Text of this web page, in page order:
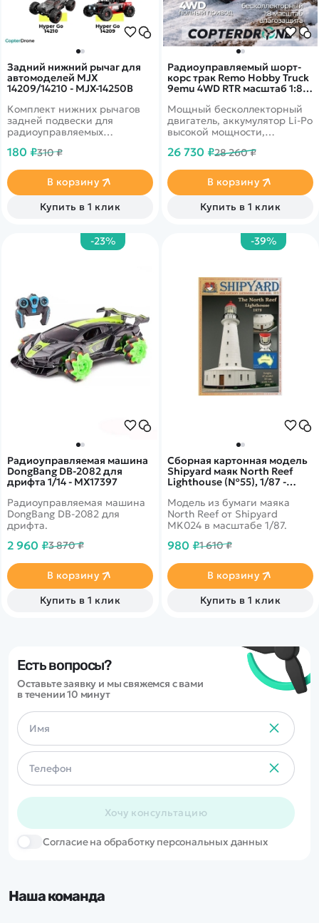
Задний нижний рычаг для
автомоделей MJX
14209/14210 - MJX-14250B
Комплект нижних рычагов
задней подвески для
радиоуправляемых
14209, 14210 масштаба 1/14.
180 ₽310 ₽
В корзину
Купить в 1 клик
Радиоуправляемый шорт-
корс трак Remo Hobby Truck
9emu 4WD RTR масштаб 1:8
Мощный бесколлекторный
двигатель, аккумулятор Li-Po
высокой мощности,
электроника,
оборотов, высокая
износостойкость резины,
адекватная цена позволяют
этой машине иметь
преимущества перед
конкурентами.
26 730 ₽28 260 ₽
В корзину
Купить в 1 клик
-23%
Радиоуправляемая машина
DongBang DB-2082 для
дрифта 1/14 - MX17397
Радиоуправляемая машина
DongBang DB-2082 для
дрифта.
2 960 ₽3 870 ₽
В корзину
Купить в 1 клик
-39%
Сборная картонная модель
Shipyard маяк North Reef
Lighthouse (№55), 1/87 -
Модель из бумаги маяка
North Reef от Shipyard
MK024 в масштабе 1/87.
980 ₽1 610 ₽
В корзину
Купить в 1 клик
Есть вопросы?
Оставьте заявку и мы свяжемся с вами
в течении 10 минут
Хочу консультацию
Cогласие на обработку персональных данных
Наша команда